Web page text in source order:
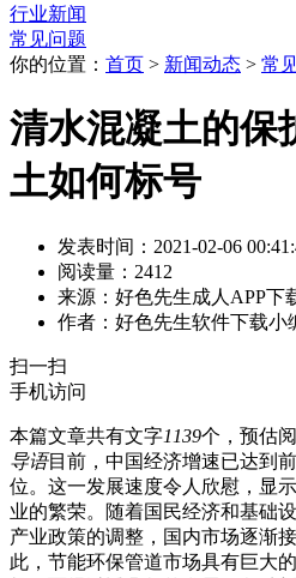
行业新闻
常见问题
你的位置： 首页 > 新闻动态 > 常
清水混凝土的保护
土如何标号
发表时间：2021-02-06
阅读量：2412
来源：好色先生成人APP下
作者：好色先生软件下载小
扫一扫
手机访问
本篇文章共有文字1139个，预估
导语目前，中国经济增速已达到前
位。这一发展速度令人欣慰，
业的繁荣。随着国民经济和基
产业政策的调整，国内市场逐渐接
此，节能环保管道市场具有巨大